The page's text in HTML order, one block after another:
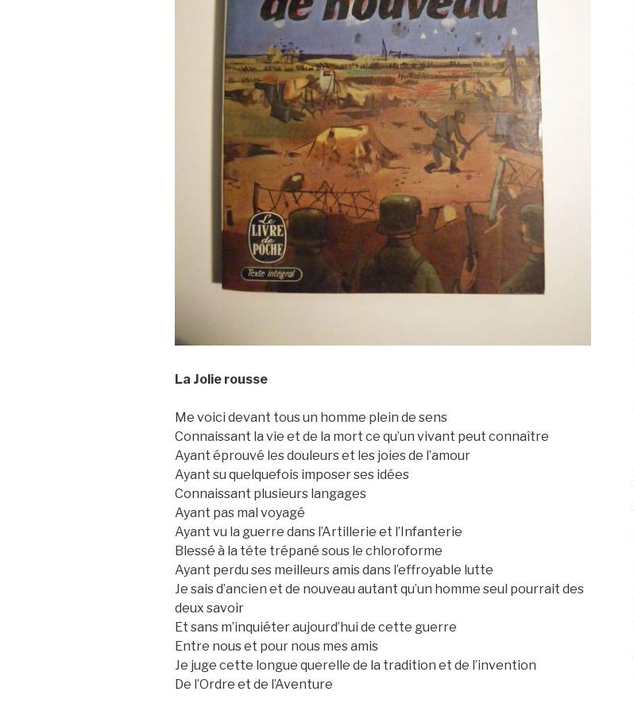
La Jolie rousse
Me voici devant tous un homme plein de sens
Connaissant la vie et de la mort ce qu’un vivant peut connaître
Ayant éprouvé les douleurs et les joies de l’amour
Ayant su quelquefois imposer ses idées
Connaissant plusieurs langages
Ayant pas mal voyagé
Ayant vu la guerre dans l’Artillerie et l’Infanterie
Blessé à la tête trépané sous le chloroforme
Ayant perdu ses meilleurs amis dans l’effroyable lutte
Je sais d’ancien et de nouveau autant qu’un homme seul pourrait des
deux savoir
Et sans m’inquiéter aujourd’hui de cette guerre
Entre nous et pour nous mes amis
Je juge cette longue querelle de la tradition et de l’invention
De l’Ordre et de l’Aventure